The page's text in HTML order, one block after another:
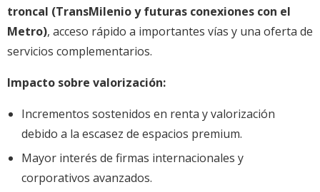
troncal (TransMilenio y futuras conexiones con el
Metro), acceso rápido a importantes vías y una oferta de
servicios complementarios.
Impacto sobre valorización:
Incrementos sostenidos en renta y valorización
debido a la escasez de espacios premium.
Mayor interés de firmas internacionales y
corporativos avanzados.